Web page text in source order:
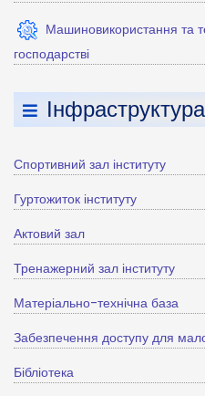
Машиновикористання та
господарстві
Інфраструктура
Спортивний зал інституту
Гуртожиток інституту
Актовий зал
Тренажерний зал інституту
Матеріально-технічна база
Забезпечення доступу для
Бібліотека